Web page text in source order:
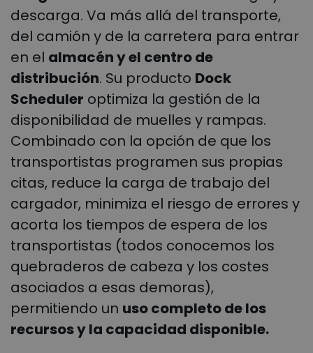
descarga. Va más allá del transporte,
del camión y de la carretera para entrar
en el almacén y el centro de
distribución. Su producto Dock
Scheduler optimiza la gestión de la
disponibilidad de muelles y rampas.
Combinado con la opción de que los
transportistas programen sus propias
citas, reduce la carga de trabajo del
cargador, minimiza el riesgo de errores y
acorta los tiempos de espera de los
transportistas (todos conocemos los
quebraderos de cabeza y los costes
asociados a esas demoras),
permitiendo un uso completo de los
recursos y la capacidad disponible.